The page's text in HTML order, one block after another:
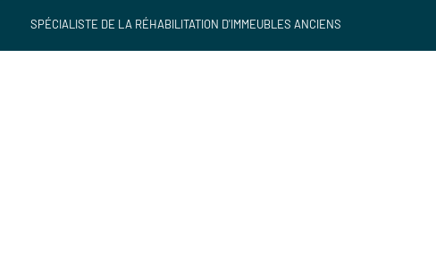
SPÉCIALISTE DE LA RÉHABILITATION D'IMMEUBLES ANCIENS